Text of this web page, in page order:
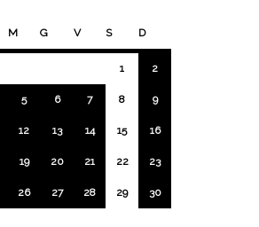
M G V S D
1 2
5 6 7 8 9
12 13 14 15 16
19 20 21 22 23
26 27 28 29 30